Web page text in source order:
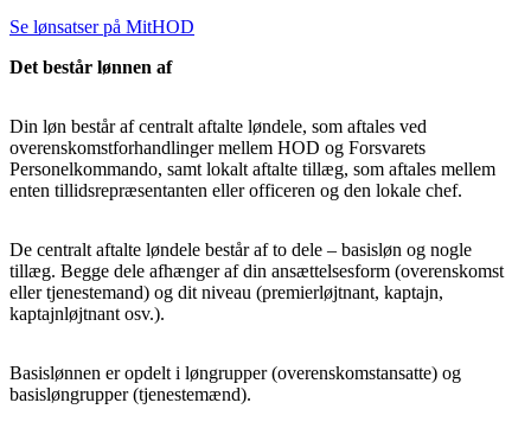
Se lønsatser på MitHOD
Det består lønnen af
Din løn består af centralt aftalte løndele, som aftales ved
overenskomstforhandlinger mellem HOD og Forsvarets
Personelkommando, samt lokalt aftalte tillæg, som aftales mellem
enten tillidsrepræsentanten eller officeren og den lokale chef.
De centralt aftalte løndele består af to dele – basisløn og nogle
tillæg. Begge dele afhænger af din ansættelsesform (overenskomst
eller tjenestemand) og dit niveau (premierløjtnant, kaptajn,
kaptajnløjtnant osv.).
Basislønnen er opdelt i løngrupper (overenskomstansatte) og
basisløngrupper (tjenestemænd).